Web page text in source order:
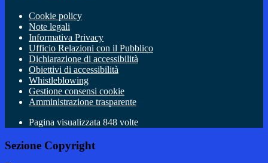
Cookie policy
Note legali
Informativa Privacy
Ufficio Relazioni con il Pubblico
Dichiarazione di accessibilità
Obiettivi di accessibilità
Whistleblowing
Gestione consensi cookie
Amministrazione trasparente
Pagina visualizzata 848 volte
Sezione Copyright